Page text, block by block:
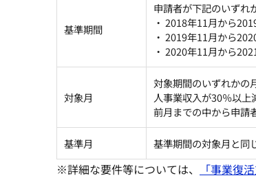
基準期間
申請者が下記のいずれ
・ 2018年11月から
・ 2019年11月から
・ 2020年11月から
対象月
対象期間のいずれかの
人事業収入が30％以上
前月までの中から申請
基準月 基準期間の対象月と同
※詳細な要件等については、 「事業復